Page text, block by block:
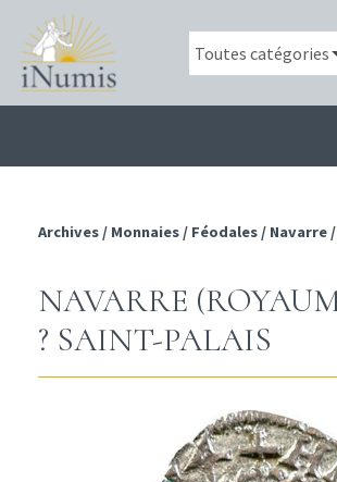
Archives / Monnaies / Féodales / Navarre /
NAVARRE
? SAINT-PALAIS